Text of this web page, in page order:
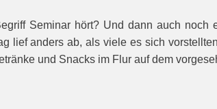
Se­minar hört? Und dann auch noch
lief anders ab, als viele es sich
und Snacks im Flur auf dem